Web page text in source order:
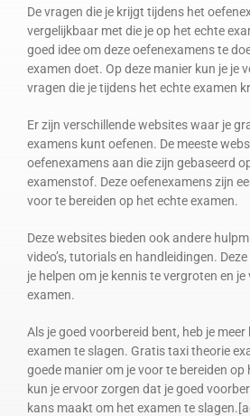
De vragen die je krijgt tijdens het
vergelijkbaar met die je op het echte
goed idee om deze oefenexamens te
examen doet. Op deze manier kun je je
vragen die je tijdens het echte examen
Er zijn verschillende websites waar je
examens kunt oefenen. De meeste
oefenexamens aan die zijn gebaseerd
examenstof. Deze oefenexamens zijn
voor te bereiden op het echte examen.
Deze websites bieden ook andere
video’s, tutorials en handleidingen.
je helpen om je kennis te vergroten en
examen.
Als je goed voorbereid bent, heb je
examen te slagen. Gratis taxi theorie
goede manier om je voor te bereiden op
kun je ervoor zorgen dat je goed
kans maakt om het examen te